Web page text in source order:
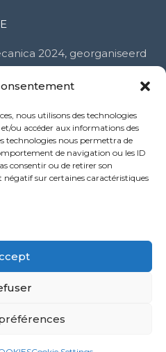
nous utilisons des technologies
ou accéder aux informations des
technologies nous permettra de
de navigation ou les ID
consentir ou de retirer son
sur certaines caractéristiques
2024, georganiseerd
service
Auto. All Rights Reserved.